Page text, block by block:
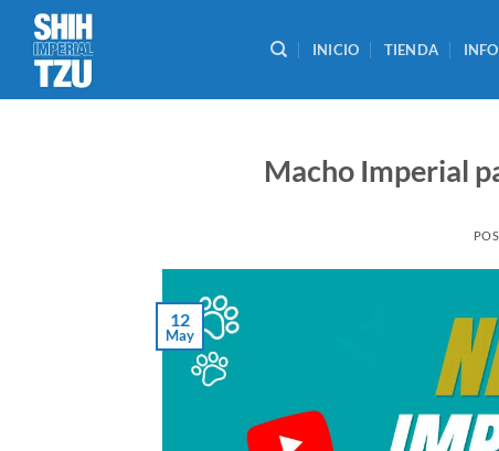
Saltar
contenido
INICIO TIENDA
Macho Imperial
12
May